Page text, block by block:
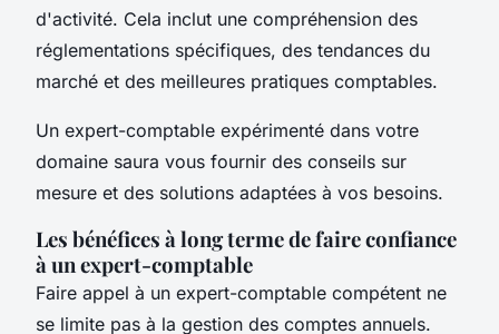
d'activité. Cela inclut une compréhension des
réglementations spécifiques, des tendances du
marché et des meilleures pratiques comptables.
Un expert-comptable expérimenté dans votre
domaine saura vous fournir des conseils sur
mesure et des solutions adaptées à vos besoins.
Les bénéfices à long terme de faire confiance
à un expert-comptable
Faire appel à un expert-comptable compétent ne
se limite pas à la gestion des comptes annuels.